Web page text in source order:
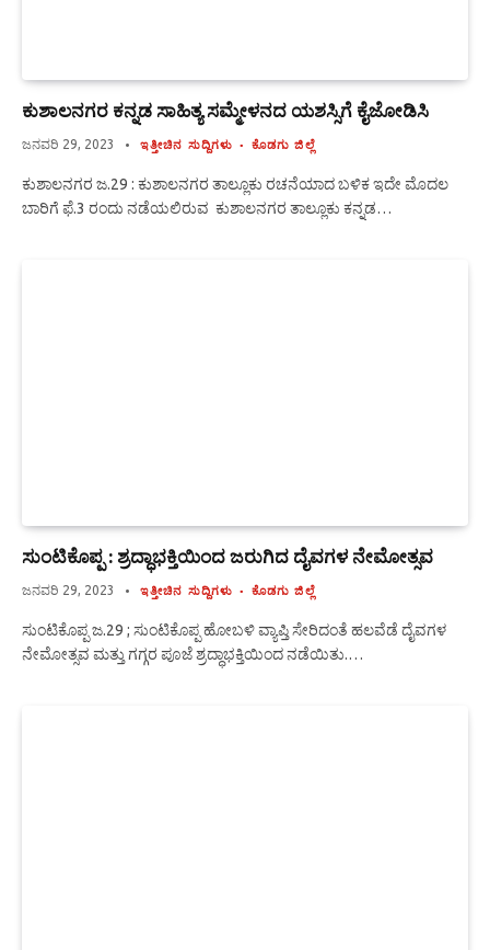
ಕುಶಾಲನಗರ ಕನ್ನಡ ಸಾಹಿತ್ಯ ಸಮ್ಮೇಳನದ ಯಶಸ್ಸಿಗೆ ಕೈಜೋಡಿಸಿ
ಜನವರಿ 29, 2023 ಇತ್ತೀಚಿನ ಸುದ್ದಿಗಳು ಕೊಡಗು ಜಿಲ್ಲೆ
ಕುಶಾಲನಗರ ಜ.29 : ಕುಶಾಲನಗರ ತಾಲ್ಲೂಕು ರಚನೆಯಾದ ಬಳಿಕ ಇದೇ ಮೊದಲ
ಬಾರಿಗೆ ಫೆ.3 ರಂದು ನಡೆಯಲಿರುವ ಕುಶಾಲನಗರ ತಾಲ್ಲೂಕು ಕನ್ನಡ…
ಸುಂಟಿಕೊಪ್ಪ : ಶ್ರದ್ಧಾಭಕ್ತಿಯಿಂದ ಜರುಗಿದ ದೈವಗಳ ನೇಮೋತ್ಸವ
ಜನವರಿ 29, 2023 ಇತ್ತೀಚಿನ ಸುದ್ದಿಗಳು ಕೊಡಗು ಜಿಲ್ಲೆ
ಸುಂಟಿಕೊಪ್ಪ ಜ.29 ; ಸುಂಟಿಕೊಪ್ಪ ಹೋಬಳಿ ವ್ಯಾಪ್ತಿ ಸೇರಿದಂತೆ ಹಲವೆಡೆ ದೈವಗಳ
ನೇಮೋತ್ಸವ ಮತ್ತು ಗಗ್ಗರ ಪೂಜೆ ಶ್ರದ್ಧಾಭಕ್ತಿಯಿಂದ ನಡೆಯಿತು.…